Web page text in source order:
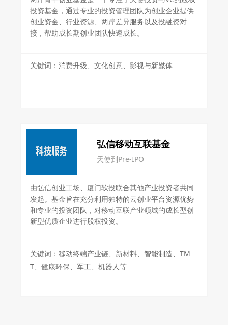
投资基金，通过专业的投资管理团队为创业企业提供
创业资金、行业资源、两岸差异服务以及投融资对
接，帮助成长期创业团队快速成长。
关键词：消费升级、文化创意、影视与新媒体
弘信移动互联基金
天使到Pre-IPO
由弘信创业工场、厦门软投联合其他产业投资者共同
发起。基金旨在充分利用独特的云创业平台资源优势
和专业的投资团队，对移动互联产业领域的成长型创
新型优质企业进行股权投资。
关键词：移动终端产业链、新材料、智能制造、TM
T、健康环保、军工、机器人等